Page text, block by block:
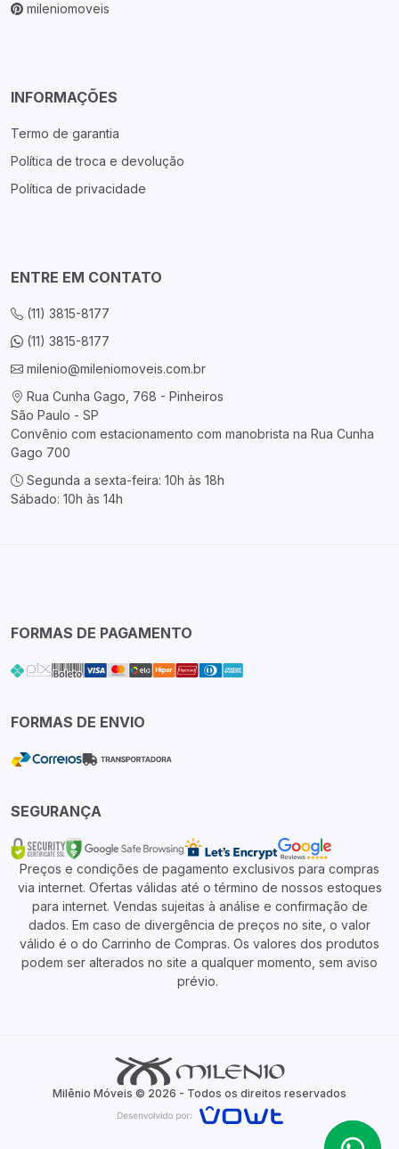
mileniomoveis
INFORMAÇÕES
Termo de garantia
Política de troca e devolução
Política de privacidade
ENTRE EM CONTATO
(11) 3815-8177
(11) 3815-8177
milenio@mileniomoveis.com.br
Rua Cunha Gago, 768 - Pinheiros
São Paulo - SP
Convênio com estacionamento com manobrista na Rua Cunha
Gago 700
Segunda a sexta-feira: 10h às 18h
Sábado: 10h às 14h
FORMAS DE PAGAMENTO
FORMAS DE ENVIO
SEGURANÇA
Preços e condições de pagamento exclusivos para compras
via internet. Ofertas válidas até o término de nossos estoques
para internet. Vendas sujeitas à análise e confirmação de
dados. Em caso de divergência de preços no site, o valor
válido é o do Carrinho de Compras. Os valores dos produtos
podem ser alterados no site a qualquer momento, sem aviso
prévio.
Milênio Móveis © 2026 - Todos os direitos reservados